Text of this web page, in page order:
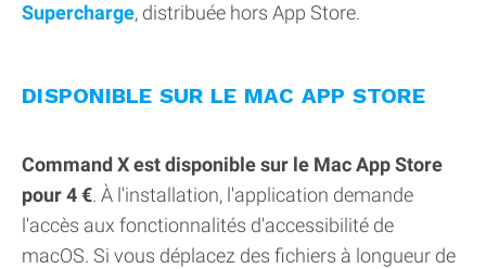
Supercharge, distribuée hors App Store.
DISPONIBLE SUR LE MAC APP STORE
Command X est disponible sur le Mac App Store
pour 4 €. À l'installation, l'application demande
l'accès aux fonctionnalités d'accessibilité de
macOS. Si vous déplacez des fichiers à longueur de